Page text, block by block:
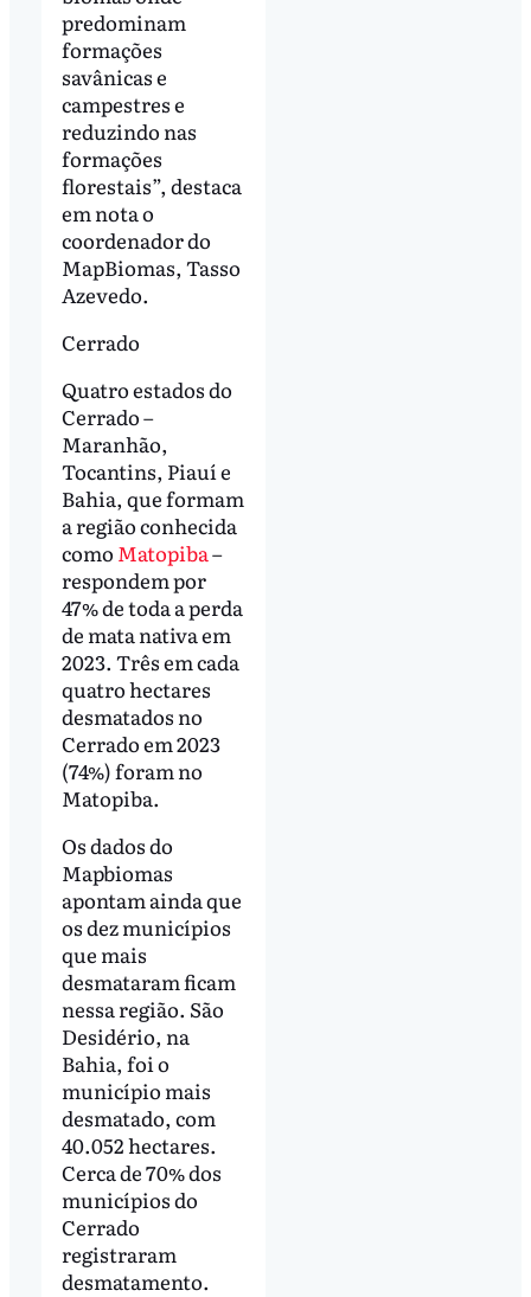
predominam
formações
savânicas e
campestres e
reduzindo nas
formações
florestais”, destaca
em nota o
coordenador do
MapBiomas, Tasso
Azevedo.
Cerrado
Quatro estados do
Cerrado –
Maranhão,
Tocantins, Piauí e
Bahia, que formam
a região conhecida
como Matopiba–
respondem por
47% de toda a perda
de mata nativa em
2023. Três em cada
quatro hectares
desmatados no
Cerrado em 2023
(74%) foram no
Matopiba.
Os dados do
Mapbiomas
apontam ainda que
os dez municípios
que mais
desmataram ficam
nessa região. São
Desidério, na
Bahia, foi o
município mais
desmatado, com
40.052 hectares.
Cerca de 70% dos
municípios do
Cerrado
registraram
desmatamento.